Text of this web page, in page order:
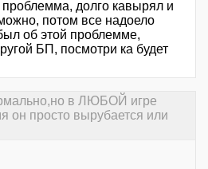
долго кавырял и
потом все надоело
об этой проблемме,
БП, посмотри ка будет
в ЛЮБОЙ игре
он просто вырубается или